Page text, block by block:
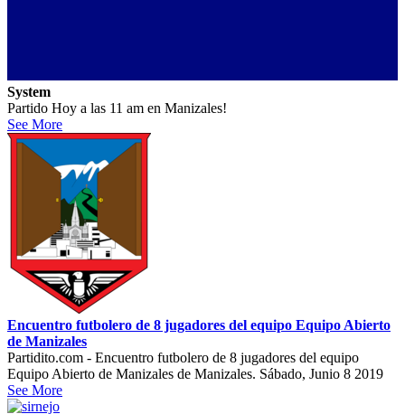
System
Partido Hoy a las 11 am en Manizales!
See More
Encuentro futbolero de 8 jugadores del equipo Equipo Abierto
de Manizales
Partidito.com - Encuentro futbolero de 8 jugadores del equipo
Equipo Abierto de Manizales de Manizales. Sábado, Junio 8 2019
See More